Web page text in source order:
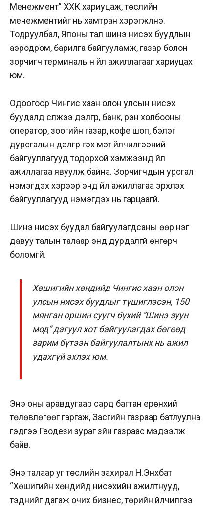
Менежмент” ХХК хариуцаж, төслийн
менежментийг нь хамтран хэрэгжүүлнэ.
Тодруулбал, Японы тал шинэ нисэх буудлын
аэродром, барилга байгууламж, газар болон
зорчигч терминалын үйл ажиллагааг хариуцах
юм.
Одоогоор Чингис хаан олон улсын нисэх
буудалд сүлжээ дэлгүүр, банк, үүрэн холбооны
оператор, зоогийн газар, кофе шоп, бэлэг
дурсгалын дэлгүүр гэх мэт үйлчилгээний
байгууллагууд тодорхой хэмжээнд үйл
ажиллагаа явуулж байна. Зорчигчдын урсгал
нэмэгдэх хэрээр энд үйл ажиллагаа эрхлэх
байгууллагууд нэмэгдэх нь гарцаагүй.
Шинэ нисэх буудал байгуулагдсаны өөр нэг
давуу талын талаар энд дурдалгүй өнгөрч
боломгүй.
Хөшигийн хөндийд Чингис хаан олон
улсын нисэх буудлыг түшиглэсэн, 150
мянган оршин суугч бүхий “Шинэ зуун
мод” дагуул хот байгуулагдах бөгөөд
зарим бүтээн байгуулалтынх нь ажил
удахгүй эхлэх юм.
Энэ оны аравдугаар сард багтан ерөнхий
төлөвлөгөөг гаргаж, Засгийн газраар батлуулна
гэдгээ Геодези зураг зүйн газраас мэдээлж
байв.
Энэ талаар уг төслийн захирал Н.Энхбат
“Хөшигийн хөндийд нисэхийн ажилтнууд,
тэднийг дагаж очих бизнес, төрийн үйлчилгээ